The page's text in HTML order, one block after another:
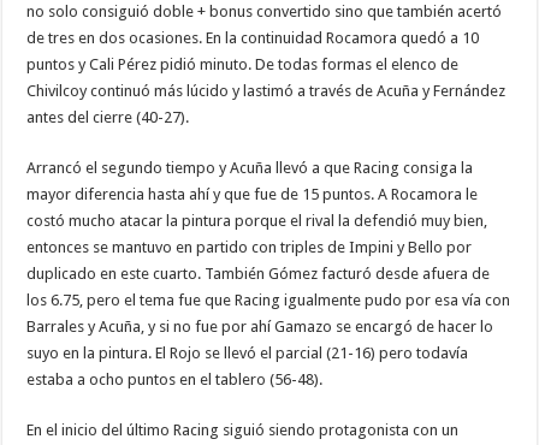
no solo consiguió doble + bonus convertido sino que también acertó
de tres en dos ocasiones. En la continuidad Rocamora quedó a 10
puntos y Cali Pérez pidió minuto. De todas formas el elenco de
Chivilcoy continuó más lúcido y lastimó a través de Acuña y Fernández
antes del cierre (40-27).
Arrancó el segundo tiempo y Acuña llevó a que Racing consiga la
mayor diferencia hasta ahí y que fue de 15 puntos. A Rocamora le
costó mucho atacar la pintura porque el rival la defendió muy bien,
entonces se mantuvo en partido con triples de Impini y Bello por
duplicado en este cuarto. También Gómez facturó desde afuera de
los 6.75, pero el tema fue que Racing igualmente pudo por esa vía con
Barrales y Acuña, y si no fue por ahí Gamazo se encargó de hacer lo
suyo en la pintura. El Rojo se llevó el parcial (21-16) pero todavía
estaba a ocho puntos en el tablero (56-48).
En el inicio del último Racing siguió siendo protagonista con un